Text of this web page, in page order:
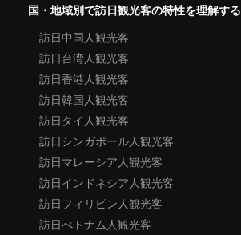
国・地域別で訪日観光客の特性を理解する
訪日中国人観光客
訪日台湾人観光客
訪日香港人観光客
訪日韓国人観光客
訪日タイ人観光客
訪日シンガポール人観光客
訪日マレーシア人観光客
訪日インドネシア人観光客
訪日フィリピン人観光客
訪日べトナム人観光客